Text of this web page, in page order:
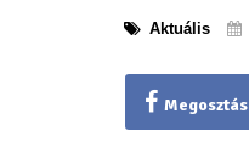
Aktuális
Megosztás